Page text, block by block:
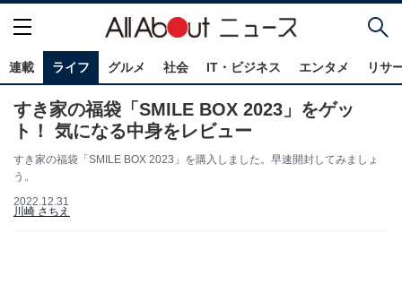
連載 ライフ グルメ 社会 IT・ビジネス エンタメ リサ
すき家の福袋「SMILE BOX 2023」をゲッ
ト！ 気になる中身をレビュー
すき家の福袋「SMILE BOX 2023」を購入しました。早速開封してみましょ
う。
2022.12.31
川崎 さちえ